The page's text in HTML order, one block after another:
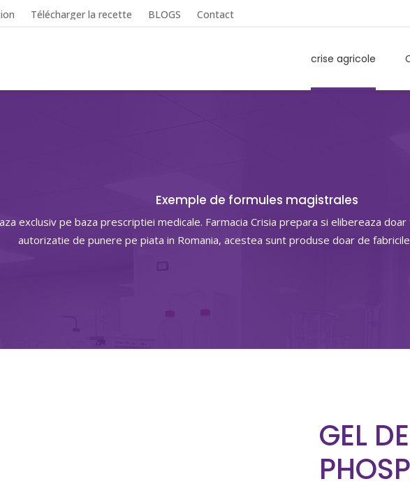
Télécharger la recette BLOGS Contact
crise agricole
Exemple de formules magistrales
exclusiv pe baza prescriptiei medicale. Farmacia Crisia prepara si elibereaza
autorizatie de punere pe piata in Romania, acestea sunt produse doar de
GEL